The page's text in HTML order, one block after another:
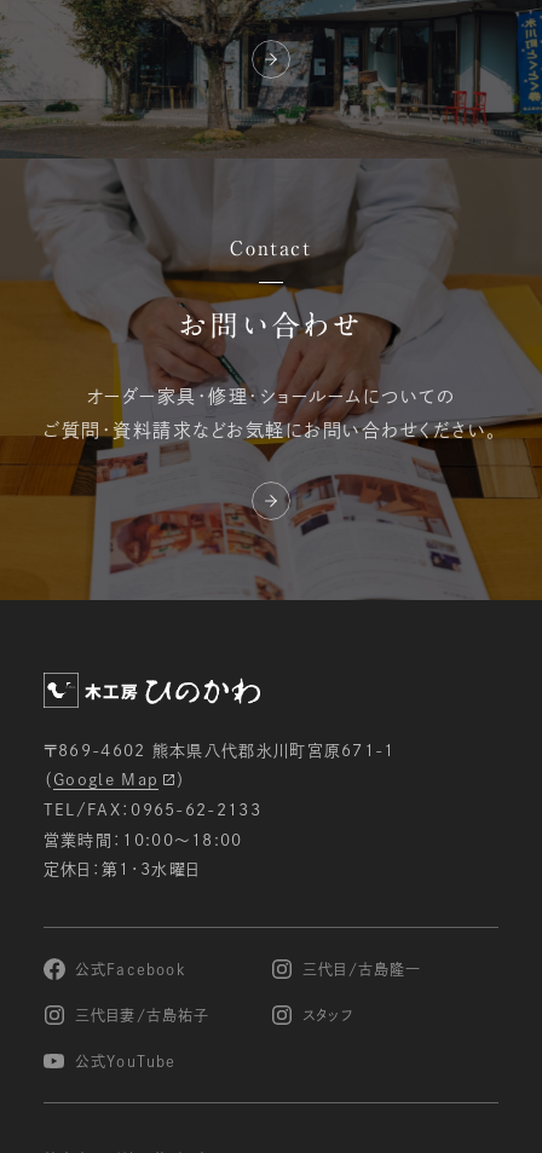
Contact
お問い合わせ
オーダー家具・修理・ ショールームについての
ご質問・資料請求などお気軽にお問い合わせください。
〒869-4602 熊本県八代郡氷川町宮原671-1
（ Google Map
）
TEL/FAX：0965-62-2133
営業時間：10:00〜18:00
定休日：第1・3水曜日
公式Facebook 三代目/古島隆一
三代目妻/古島祐子 スタッフ
公式YouTube